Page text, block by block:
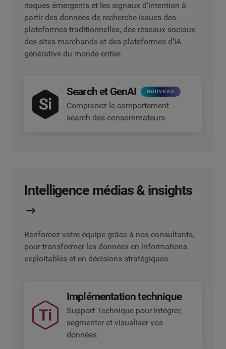
risques émergents et les signaux d’intention à
partir des données de recherche issues des
plateformes traditionnelles, des réseaux sociaux,
des sites marchands et des plateformes d’IA
générative du monde entier.
Search et GenAI NOUVEAU
Comprenez le comportement
search des consommateurs
Intelligence médias & insights
Renforcez votre équipe grâce à nos consultants,
pour transformer les données en informations
exploitables et en décisions stratégiques
Implémentation technique
Support Technique pour intégrer,
segmenter et visualiser vos
données